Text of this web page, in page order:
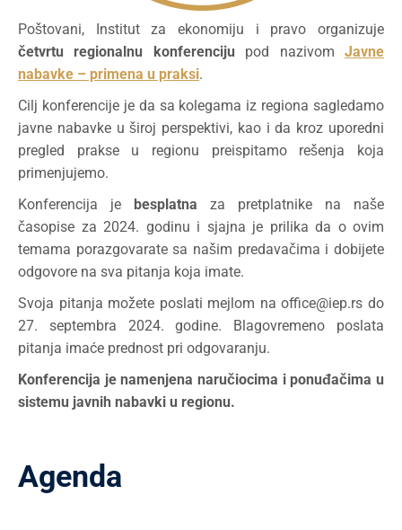
Poštovani, Institut za ekonomiju i pravo organizuje
četvrtu regionalnu konferenciju pod nazivomJavne
nabavke – primena u praksi.
Cilj konferencije je da sa kolegama iz regiona sagledamo
javne nabavke u široj perspektivi, kao i da kroz uporedni
pregled prakse u regionu preispitamo rešenja koja
primenjujemo.
Konferencija je
besplatna za pretplatnike na naše
časopise za 2024. godinu i sjajna je prilika da o ovim
temama porazgovarate sa našim predavačima i dobijete
odgovore na sva pitanja koja imate.
Svoja pitanja možete poslati mejlom na office@iep.rs do
27. septembra 2024. godine. Blagovremeno poslata
pitanja imaće prednost pri odgovaranju.
Konferencija je namenjena naručiocima i ponuđačima u
sistemu javnih nabavki u regionu.
Agenda